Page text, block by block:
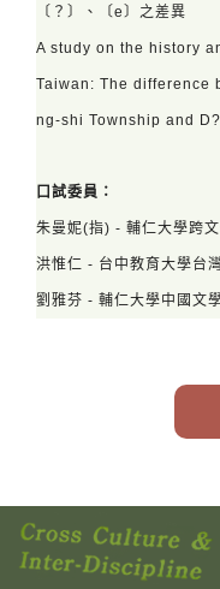
〔？〕、〔e〕之差異
A study on the history
Taiwan: The difference
ng-shi Township and
口試委員：
朱曼妮(指) - 輔仁大學跨
洪惟仁 - 台中教育大學台
劉雅芬 - 輔仁大學中國文